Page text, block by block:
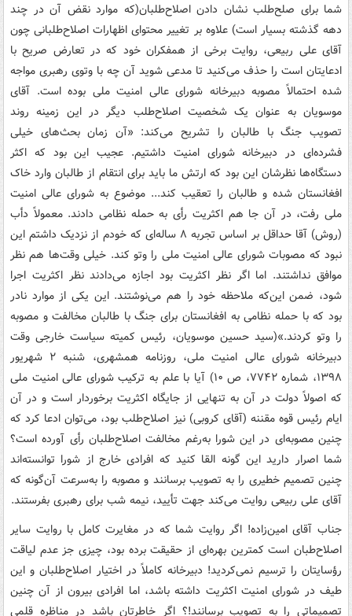
شما برای صلح‌طلب نشان دادن اصلاح‌طلبان(که موارد نقض آن در چند
دهه گذشته بسیار است) علاوه بر تغییر محتوای اظهارات اصلاح‌طلبانی چون
آقای علی ربیعی، روایت برخی از همفکران خود که در تعارض صریح با
ادعایتان است را حذف می‌کنید تا مدعی شوید آن چه با وتوی رهبری مواجه
شده احتمالاً مصوبه دبیرخانه شورای عالی امنیت ملی بوده است. آقای
موسویان به عنوان یک شخصیت اصلاح‌طلب دیگر در این زمینه روند
تصویب جنگ با طالبان را تشریح می‌کند: «آن زمان بحث‌های خیلی
فشرده‌ای در دبیرخانه شورای امنیت داشتیم. عجیب این بود که اکثر
دستگاه‌ها نظرشان این بود که ارتش ما باید برای انتقام از طالبان وارد خاک
افغانستان شده و طالبان را تعقیب کند... موضوع به شورای عالی امنیت
ملی رفت، در آن‌ جا هم اکثریت رأی به حمله نظامی دادند. معمولاً دأب
(روش) آقا حداقل بر اساس تجربه ۸ ساله‌ای که خودم از نزدیک داشتم این
نبود که مصوبات شورای عالی امنیت ملی را وتو کند. خیلی وقت‌ها هم نظر
موافق نداشتند. اما اگر نظر اکثریت بود اجازه می‌دادند نظر اکثریت اجرا
شود، ضمن این‌که ملاحظه خود را هم می‌نوشتند. این یکی از موارد نادر
بود که با حمله نظامی به افغانستان برای جنگ با طالبان مخالفت و مصوبه
را وتو کردند.»(سید حسین موسویان، رئیس کمیته سیاست خارجی وقت
دبیرخانه شورای عالی امنیت ملی، روزنامه همشهری، شنبه ۲ شهریور
۱۳۹۸، شماره ۷۷۴۲، ص ۱۰) آیا با علم به ترکیب شورای عالی امنیت ملی
که اصولاً دولت در آن به تنهایی از جایگاه اکثریت برخوردار است و در آن
ایام رئیس قوه مقننه (آقای کروبی) نیز اصلاح‌طلب بود، می‌توان ادعا کرد که
چنین مصوبه‌ای در این شورا به‌رغم مخالفت اصلاح‌طلبان رأی آورده است؟
شما اصرار دارید این گونه القا کنید که افرادی خارج از شورا توانسته‌اند
چنین تصمیم خطیری را به تصویب برسانند و مصوبه را به‌سرعت آن‌گونه که
آقای علی ربیعی روایت می‌کند جهت تأیید، نیمه شب برای رهبری بفرستند.
جناب‌ آقای امین‌زاده! اگر روایت شما که در مغایرت کامل با روایت سایر
اصلاح‌طبان است کمترین بهره‌ای از حقیقت برده بود، چیزی جز عدم لیاقت
رؤسایتان را ترسیم نمی‌کردید! دبیرخانه کاملاً در اختیار اصلاح‌طلبان و این
طیف در شورای امنیت اکثریت داشته باشد، اما افرادی بیرون از آن چنین
تصمیماتی را به تصویب برسانند!؟ اگر خاطرتان باشد در مناظره قلمی